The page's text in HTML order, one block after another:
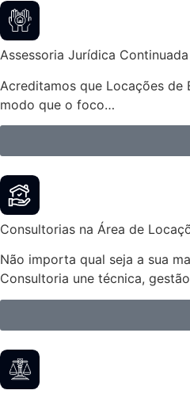
Assessoria Jurídica
Acreditamos que Locações
modo que o foco…
Consultorias na Área de
Não importa qual seja a sua
Consultoria une técnica,